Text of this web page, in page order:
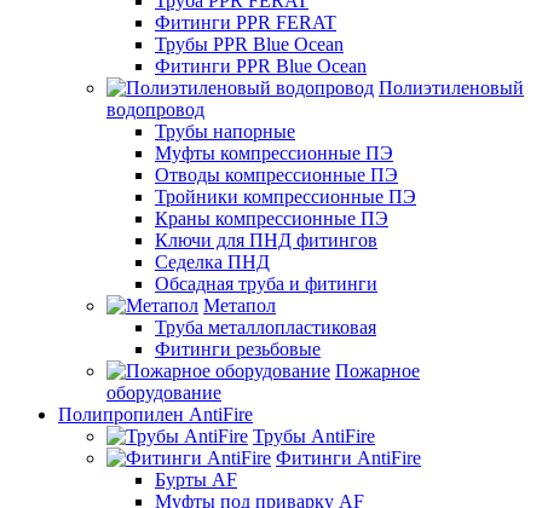
Фитинги PPR FERAT
Трубы PPR Blue Ocean
Фитинги PPR Blue Ocean
Полиэтиленовый
водопровод
Трубы напорные
Муфты компрессионные ПЭ
Отводы компрессионные ПЭ
Тройники компрессионные ПЭ
Краны компрессионные ПЭ
Ключи для ПНД фитингов
Седелка ПНД
Обсадная труба и фитинги
Метапол
Труба металлопластиковая
Фитинги резьбовые
Пожарное
оборудование
Полипропилен AntiFire
Трубы AntiFire
Фитинги AntiFire
Бурты AF
Муфты под приварку AF